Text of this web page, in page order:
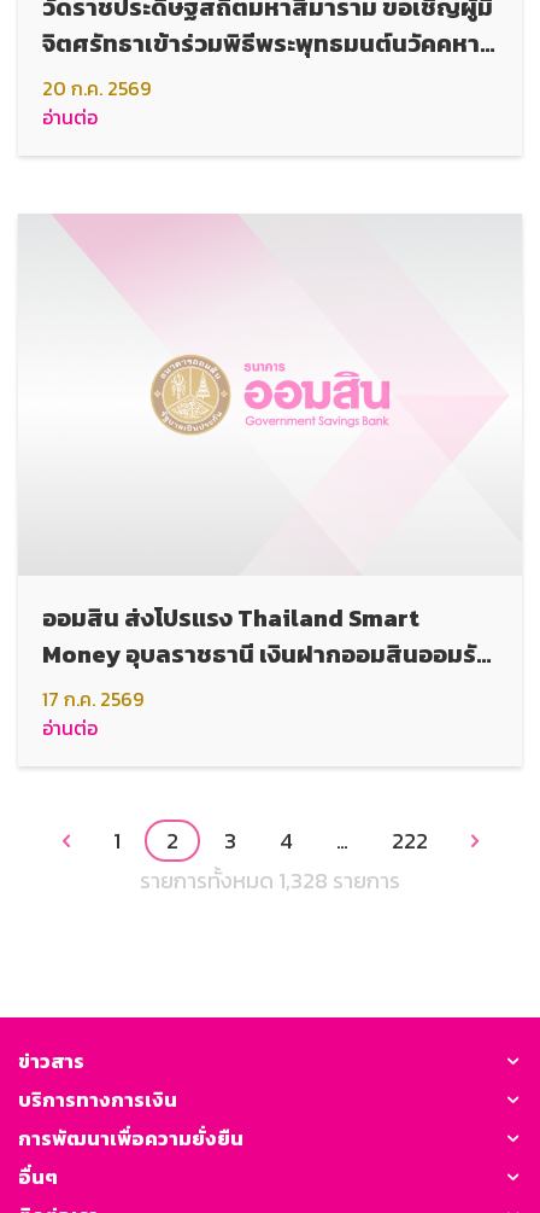
จิตศรัทธาเข้าร่วมพิธีพระพุทธมนต์นวัคคหายุ
สมธัมม์เฉลิมพระเกียรติพระบาทสมเด็จ
พระเจ้าอยู่หัว
20 ก.ค. 2569
อ่านต่อ
ออมสิน ส่งโปรแรง Thailand Smart
Money อุบลราชธานี เงินฝากออมสินออมรัก
คุ้มครองอุบัติเหตุ สินเชื่อบ้าน ดอกเบี้ยเบา
สินเชื่อ SMEs เงื่อนไขพิเศษ และขบวน
ผลิตภัณฑ์การเงินตอบโจทย์ทุกช่วงชีวิต
17 ก.ค. 2569
อ่านต่อ
 1 2 3 4 … 222 
รายการทั้งหมด 1,328 รายการ
ข่าวสาร
บริการทางการเงิน
การพัฒนาเพื่อความยั่งยืน
อื่นๆ